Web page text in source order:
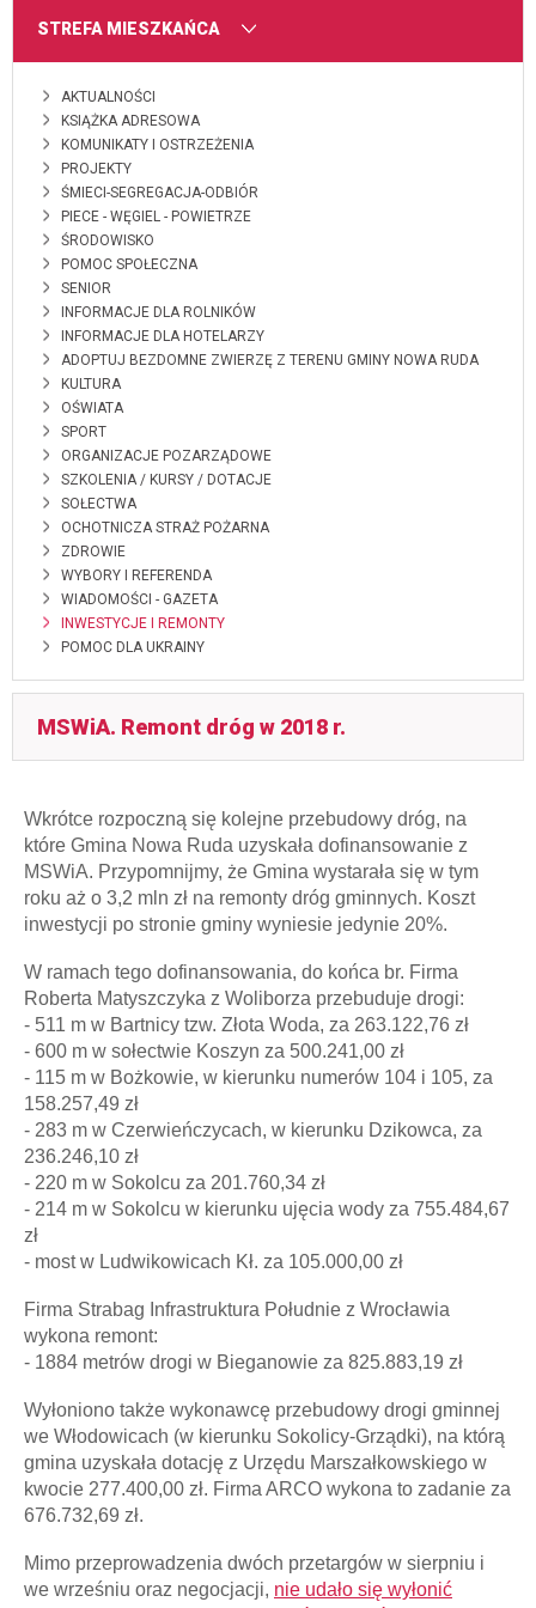
MENU
STREFA MIESZKAŃCA
AKTUALNOŚCI
KSIĄŻKA ADRESOWA
KOMUNIKATY I OSTRZEŻENIA
PROJEKTY
ŚMIECI-SEGREGACJA-ODBIÓR
PIECE - WĘGIEL - POWIETRZE
ŚRODOWISKO
POMOC SPOŁECZNA
SENIOR
INFORMACJE DLA ROLNIKÓW
INFORMACJE DLA HOTELARZY
ADOPTUJ BEZDOMNE ZWIERZĘ Z TERENU GMINY NOWA RUDA
KULTURA
OŚWIATA
SPORT
ORGANIZACJE POZARZĄDOWE
SZKOLENIA / KURSY / DOTACJE
SOŁECTWA
OCHOTNICZA STRAŻ POŻARNA
ZDROWIE
WYBORY I REFERENDA
WIADOMOŚCI - GAZETA
INWESTYCJE I REMONTY
POMOC DLA UKRAINY
MSWiA. Remont dróg w 2018 r.
Wkrótce rozpoczną się kolejne przebudowy dróg, na
które Gmina Nowa Ruda uzyskała dofinansowanie z
MSWiA. Przypomnijmy, że Gmina wystarała się w tym
roku aż o 3,2 mln zł na remonty dróg gminnych. Koszt
inwestycji po stronie gminy wyniesie jedynie 20%.
W ramach tego dofinansowania, do końca br. Firma
Roberta Matyszczyka z Woliborza przebuduje drogi:
- 511 m w Bartnicy tzw. Złota Woda, za 263.122,76 zł
- 600 m w sołectwie Koszyn za 500.241,00 zł
- 115 m w Bożkowie, w kierunku numerów 104 i 105, za
158.257,49 zł
- 283 m w Czerwieńczycach, w kierunku Dzikowca, za
236.246,10 zł
- 220 m w Sokolcu za 201.760,34 zł
- 214 m w Sokolcu w kierunku ujęcia wody za 755.484,67
zł
- most w Ludwikowicach Kł. za 105.000,00 zł
Firma Strabag Infrastruktura Południe z Wrocławia
wykona remont:
- 1884 metrów drogi w Bieganowie za 825.883,19 zł
Wyłoniono także wykonawcę przebudowy drogi gminnej
we Włodowicach (w kierunku Sokolicy-Grządki), na którą
gmina uzyskała dotację z Urzędu Marszałkowskiego w
kwocie 277.400,00 zł. Firma ARCO wykona to zadanie za
676.732,69 zł.
Mimo przeprowadzenia dwóch przetargów w sierpniu i
we wrześniu oraz negocjacji, nie udało się wyłonić